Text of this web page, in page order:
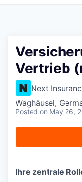
Vertrieb
Next
Waghäusel,
Posted on May 26,
Ihre zentrale